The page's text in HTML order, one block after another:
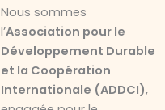
Nous sommes
l’Association pour le
Développement Durable
et la Coopération
Internationale (ADDCI),